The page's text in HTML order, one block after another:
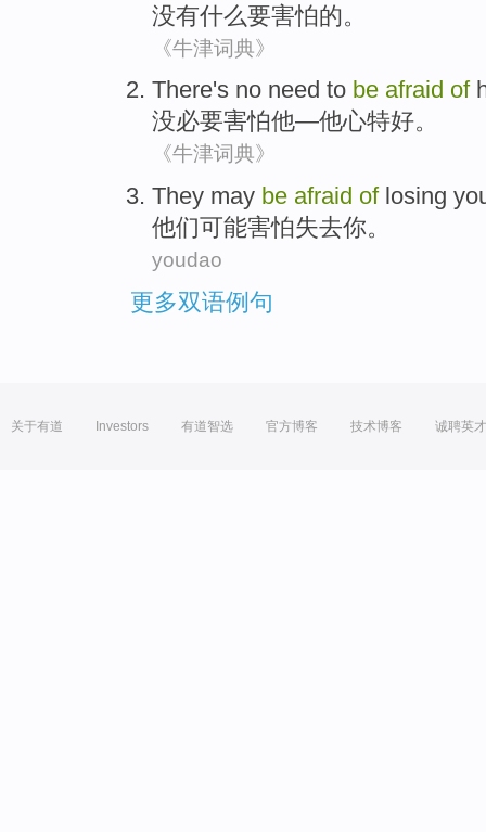
没有什么要害怕的。
《牛津词典》
There's no need to be afraid of
没必要害怕他—他心特好。
《牛津词典》
They may be afraid of losing
他们可能害怕失去你。
youdao
更多双语例句
关于有道 Investors 有道智选 官方博客 技术博客 诚聘英才